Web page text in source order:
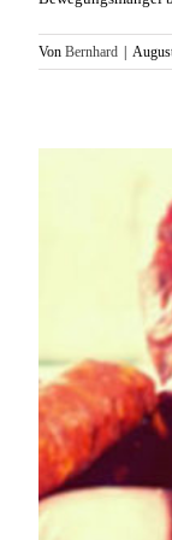
Von Bernhard |